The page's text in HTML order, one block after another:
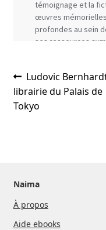
de
Article
précédent :
Ludovic
librairie du Palais de
Tokyo
Naima
À propos
Aide ebooks